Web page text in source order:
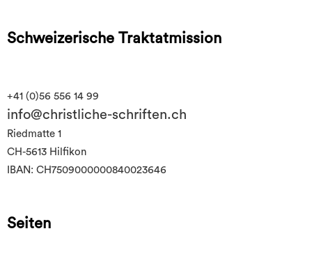
Schweizerische Traktatmission
+41 (0)56 556 14 99
info@christliche-schriften.ch
Riedmatte 1
CH-5613 Hilfikon
IBAN: CH7509000000840023646
Seiten